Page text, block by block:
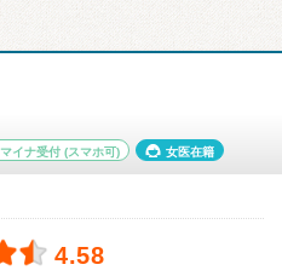
マイナ受付 (スマホ可) 女医在籍
4.58